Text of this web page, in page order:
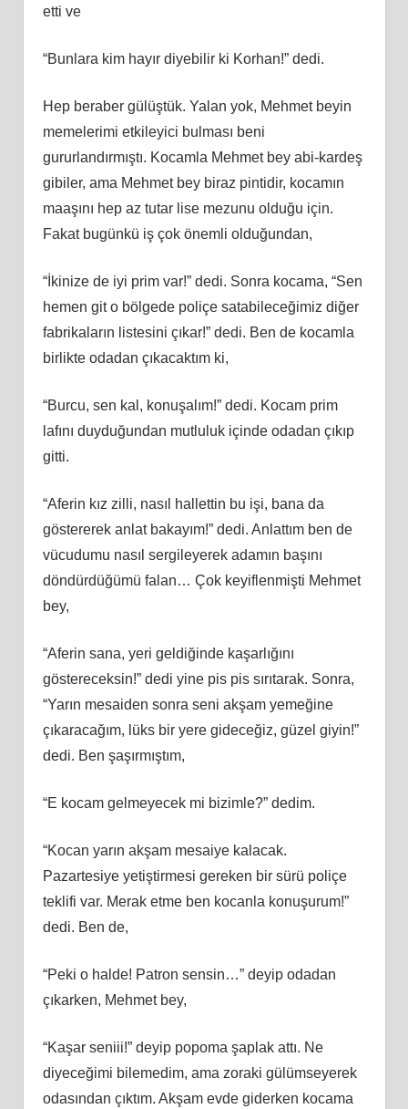
etti ve
“Bunlara kim hayır diyebilir ki Korhan!” dedi.
Hep beraber gülüştük. Yalan yok, Mehmet beyin
memelerimi etkileyici bulması beni
gururlandırmıştı. Kocamla Mehmet bey abi-kardeş
gibiler, ama Mehmet bey biraz pintidir, kocamın
maaşını hep az tutar lise mezunu olduğu için.
Fakat bugünkü iş çok önemli olduğundan,
“İkinize de iyi prim var!” dedi. Sonra kocama, “Sen
hemen git o bölgede poliçe satabileceğimiz diğer
fabrikaların listesini çıkar!” dedi. Ben de kocamla
birlikte odadan çıkacaktım ki,
“Burcu, sen kal, konuşalım!” dedi. Kocam prim
lafını duyduğundan mutluluk içinde odadan çıkıp
gitti.
“Aferin kız zilli, nasıl hallettin bu işi, bana da
göstererek anlat bakayım!” dedi. Anlattım ben de
vücudumu nasıl sergileyerek adamın başını
döndürdüğümü falan… Çok keyiflenmişti Mehmet
bey,
“Aferin sana, yeri geldiğinde kaşarlığını
göstereceksin!” dedi yine pis pis sırıtarak. Sonra,
“Yarın mesaiden sonra seni akşam yemeğine
çıkaracağım, lüks bir yere gideceğiz, güzel giyin!”
dedi. Ben şaşırmıştım,
“E kocam gelmeyecek mi bizimle?” dedim.
“Kocan yarın akşam mesaiye kalacak.
Pazartesiye yetiştirmesi gereken bir sürü poliçe
teklifi var. Merak etme ben kocanla konuşurum!”
dedi. Ben de,
“Peki o halde! Patron sensin…” deyip odadan
çıkarken, Mehmet bey,
“Kaşar seniii!” deyip popoma şaplak attı. Ne
diyeceğimi bilemedim, ama zoraki gülümseyerek
odasından çıktım. Akşam evde giderken kocama